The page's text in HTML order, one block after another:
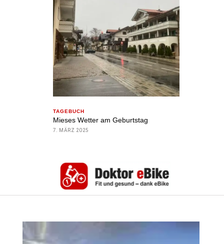
TAGEBUCH
Mieses Wetter am Geburtstag
7. MÄRZ 2025